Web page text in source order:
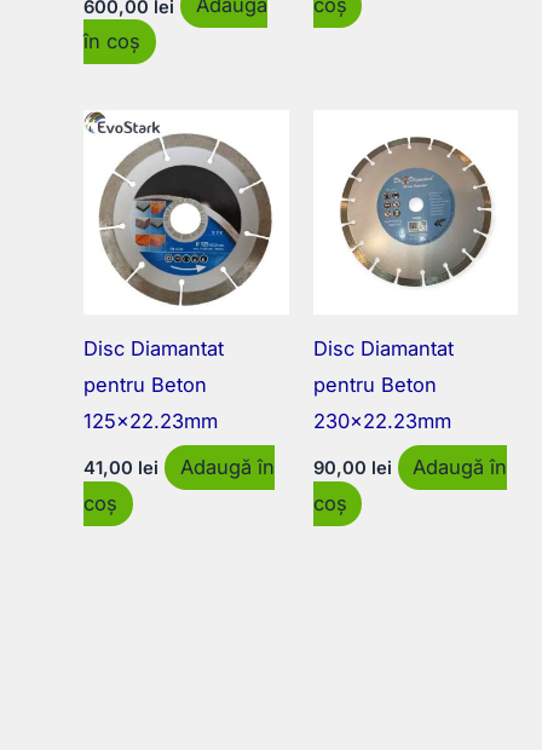
600,00 lei
Adaugă
în coș
coș
Disc Diamantat
pentru Beton
125×22.23mm
41,00 lei
Adaugă în
coș
Disc Diamantat
pentru Beton
230×22.23mm
90,00 lei
Adaugă în
coș